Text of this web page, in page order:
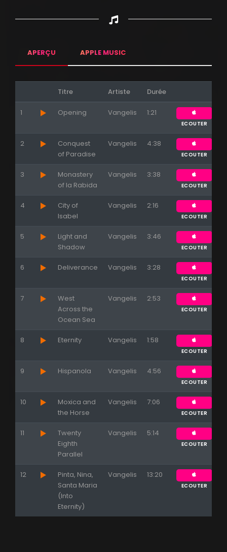
APERÇU APPLE MUSIC
Titre Artiste Durée
1 Opening Vangelis 1:21
ECOUTER
2
Conquest
of Paradise
Vangelis 4:38
ECOUTER
3
Monastery
of la Rabida
Vangelis 3:38
ECOUTER
4
City of
Isabel
Vangelis 2:16
ECOUTER
5
Light and
Shadow
Vangelis 3:46
ECOUTER
6 Deliverance Vangelis 3:28
ECOUTER
7
West
Across the
Ocean Sea
Vangelis 2:53
ECOUTER
8 Eternity Vangelis 1:58
ECOUTER
9 Hispanola Vangelis 4:56
ECOUTER
10
Moxica and
the Horse
Vangelis 7:06
ECOUTER
11
Twenty
Eighth
Parallel
Vangelis 5:14
ECOUTER
12
Pinta, Nina,
Santa Maria
(Into
Eternity)
Vangelis 13:20
ECOUTER